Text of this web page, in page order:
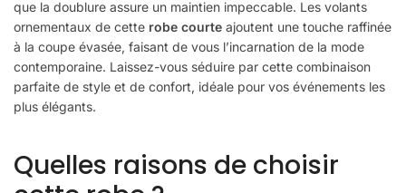
que la doublure assure un maintien impeccable. Les volants
ornementaux de cette robe courte ajoutent une touche raffinée
à la coupe évasée, faisant de vous l’incarnation de la mode
contemporaine. Laissez-vous séduire par cette combinaison
parfaite de style et de confort, idéale pour vos événements les
plus élégants.
Quelles raisons de choisir